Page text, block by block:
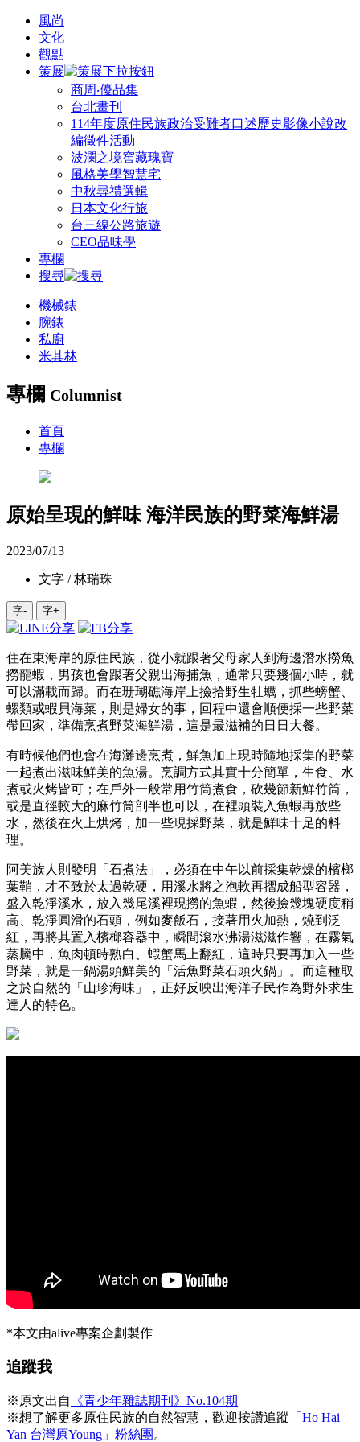
風尚
文化
觀點
策展
商周‧優品集
台北畫刊
114年度原住民族政治受難者口述歷史影像小說改
編徵件活動
波瀾之境窖藏瑰寶
風格美學智慧宅
中秋尋禮選輯
日本文化行旅
台三線公路旅遊
CEO品味學
專欄
搜尋
機械錶
腕錶
私廚
米其林
專欄 Columnist
首頁
專欄
原始呈現的鮮味 海洋民族的野菜海鮮湯
2023/07/13
文字 / 林瑞珠
字- 字+
住在東海岸的原住民族，從小就跟著父母家人到海邊潛水撈魚
撈龍蝦，男孩也會跟著父親出海捕魚，通常只要幾個小時，就
可以滿載而歸。而在珊瑚礁海岸上撿拾野生牡蠣，抓些螃蟹、
螺類或蝦貝海菜，則是婦女的事，回程中還會順便採一些野菜
帶回家，準備烹煮野菜海鮮湯，這是最滋補的日日大餐。
有時候他們也會在海灘邊烹煮，鮮魚加上現時隨地採集的野菜
一起煮出滋味鮮美的魚湯。烹調方式其實十分簡單，生食、水
煮或火烤皆可；在戶外一般常用竹筒煮食，砍幾節新鮮竹筒，
或是直徑較大的麻竹筒剖半也可以，在裡頭裝入魚蝦再放些
水，然後在火上烘烤，加一些現採野菜，就是鮮味十足的料
理。
阿美族人則發明「石煮法」，必須在中午以前採集乾燥的檳榔
葉鞘，才不致於太過乾硬，用溪水將之泡軟再摺成船型容器，
盛入乾淨溪水，放入幾尾溪裡現撈的魚蝦，然後撿幾塊硬度稍
高、乾淨圓滑的石頭，例如麥飯石，接著用火加熱，燒到泛
紅，再將其置入檳榔容器中，瞬間滾水沸湯滋滋作響，在霧氣
蒸騰中，魚肉頓時熟白、蝦蟹馬上翻紅，這時只要再加入一些
野菜，就是一鍋湯頭鮮美的「活魚野菜石頭火鍋」。而這種取
之於自然的「山珍海味」，正好反映出海洋子民作為野外求生
達人的特色。
*本文由alive專案企劃製作
追蹤我
※原文出自
《青少年雜誌期刊》No.104期
※想了解更多原住民族的自然智慧，歡迎按讚追蹤 「Ho Hai
Yan 台灣原Young」粉絲團 。